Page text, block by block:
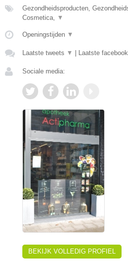
Gezondheidsproducten,
Cosmetica, ▼
Openingstijden ▼
Laatste tweets ▼ Laatste
Sociale media:
BEKIJK VOLLEDIG PROFIEL